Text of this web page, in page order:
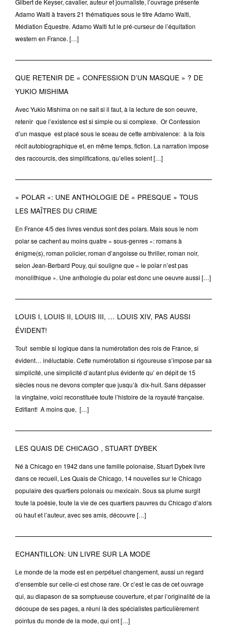
Gilbert de Keyser, cavalier, auteur et journaliste, l’ouvrage présente
Adamo Walti à travers 21 thématiques sous le titre Adamo Walti,
Médiation Équestre. Adamo Walti fut le pré-curseur de l’équitation
western en France. […]
QUE RETENIR DE « CONFESSION D’UN MASQUE » ? DE
YUKIO MISHIMA
Avec Yukio Mishima on ne sait si il faut, à la lecture de son oeuvre,
retenir que l’existence est si simple ou si complexe. Or Confession
d’un masque est placé sous le sceau de cette ambivalence: à la fois
récit autobiographique et, en même temps, fiction. La narration impose
des raccourcis, des simplifications, qu’elles soient […]
« POLAR »: UNE ANTHOLOGIE DE « PRESQUE » TOUS
LES MAÎTRES DU CRIME
En France 4/5 des livres vendus sont des polars. Mais sous le nom
polar se cachent au moins quatre « sous-genres »: romans à
énigme(s), roman policier, roman d’angoisse ou thriller, roman noir,
selon Jean-Berbard Pouy, qui souligne que » le polar n’est pas
monolithique ». Une anthologie du polar est donc une oeuvre aussi […]
LOUIS I, LOUIS II, LOUIS III, … LOUIS XIV, PAS AUSSI
ÉVIDENT!
Tout semble si logique dans la numérotation des rois de France, si
évident… inéluctable. Cette numérotation si rigoureuse s’impose par sa
simplicité, une simplicité d’autant plus évidente qu’ en dépit de 15
siècles nous ne devons compter que jusqu’à dix-huit. Sans dépasser
la vingtaine, voici reconstituée toute l’histoire de la royauté française.
Edifiant! A moins que, […]
LES QUAIS DE CHICAGO , STUART DYBEK
Né à Chicago en 1942 dans une famille polonaise, Stuart Dybek livre
dans ce recueil, Les Quais de Chicago, 14 nouvelles sur le Chicago
populaire des quartiers polonais ou mexicain. Sous sa plume surgit
toute la poésie, toute la vie de ces quartiers pauvres du Chicago d’alors
où haut et l’auteur, avec ses amis, découvre […]
ECHANTILLON: UN LIVRE SUR LA MODE
Le monde de la mode est en perpétuel changement, aussi un regard
d’ensemble sur celle-ci est chose rare. Or c’est le cas de cet ouvrage
qui, au diapason de sa somptueuse couverture, et par l’originalité de la
découpe de ses pages, a réuni là des spécialistes particulièrement
pointus du monde de la mode, qui ont […]